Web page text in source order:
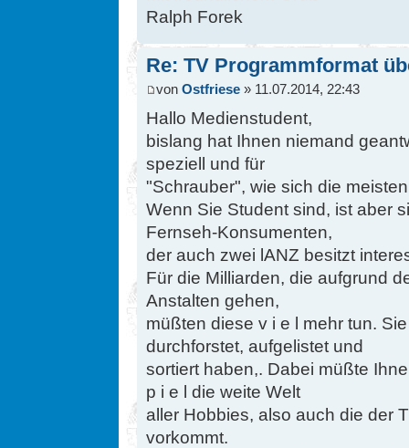
Ralph Forek
Re: TV Programmformat
von Ostfriese » 11.07.2014, 22:43
Hallo Medienstudent,
bislang hat Ihnen niemand
speziell und für
"Schrauber", wie sich die
Wenn Sie Student sind, ist aber
Fernseh-Konsumenten,
der auch zwei lANZ besitzt
Für die Milliarden, die aufgrund
Anstalten gehen,
müßten diese v i e l mehr tun.
durchforstet, aufgelistet und
sortiert haben,. Dabei müßte
p i e l die weite Welt
aller Hobbies, also auch die der
vorkommt.